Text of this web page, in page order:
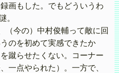
画もした。でもどういうわ
。
（今の）中村俊輔って敵に回
のを初めて実感できたか
蹴らせたくない。コーナー
一点やられた）。一方で、